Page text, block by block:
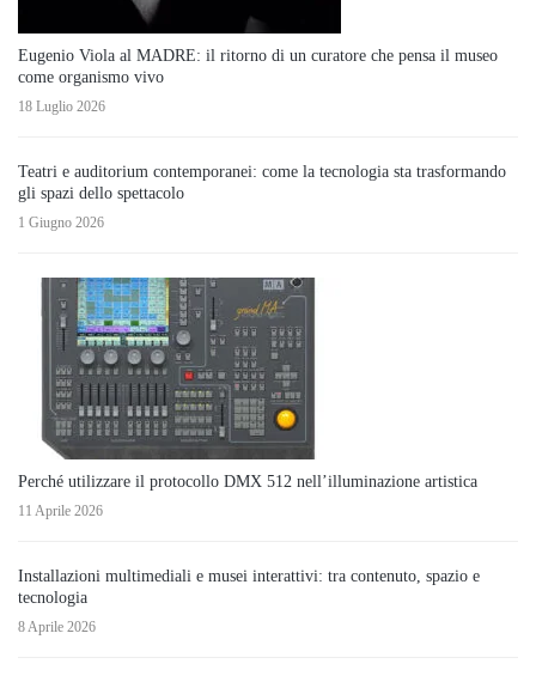
Eugenio Viola al MADRE: il ritorno di un curatore che pensa il museo
come organismo vivo
18 Luglio 2026
Teatri e auditorium contemporanei: come la tecnologia sta trasformando
gli spazi dello spettacolo
1 Giugno 2026
Perché utilizzare il protocollo DMX 512 nell’illuminazione artistica
11 Aprile 2026
Installazioni multimediali e musei interattivi: tra contenuto, spazio e
tecnologia
8 Aprile 2026